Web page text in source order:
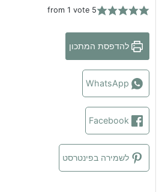
e
tu
5
להדפסת המתכון
WhatsApp
לשמירה בפינטרסט